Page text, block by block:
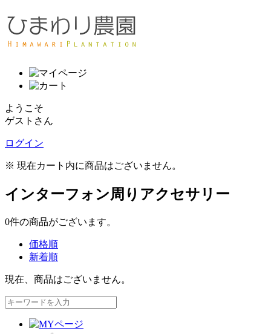
ようこそ
ゲストさん
ログイン
※ 現在カート内に商品はございません。
インターフォン周りアクセサリー
0件の商品がございます。
価格順
新着順
現在、商品はございません。